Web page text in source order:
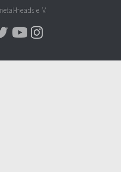
heads e. V.